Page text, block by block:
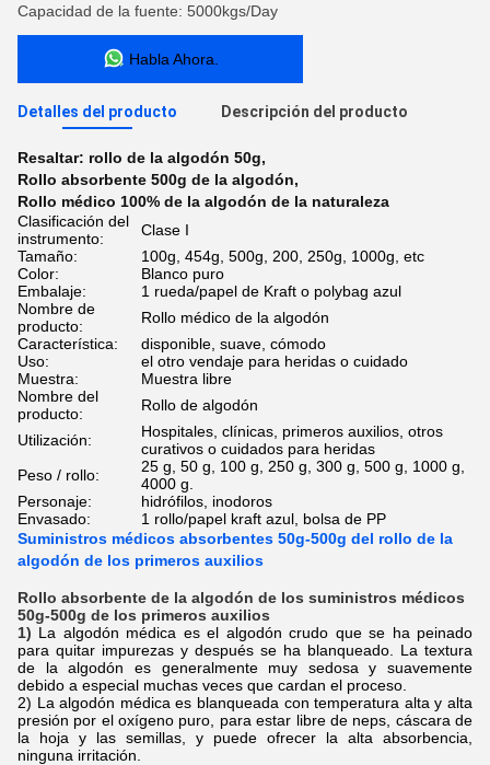
Capacidad de la fuente: 5000kgs/Day
Habla Ahora.
Detalles del producto Descripción del producto
Resaltar: rollo de la algodón 50g,
Rollo absorbente 500g de la algodón,
Rollo médico 100% de la algodón de la naturaleza
Clasificación del
instrumento:
Clase I
Tamaño:
100g, 454g, 500g, 200, 250g, 1000g, etc
Color:
Blanco puro
Embalaje:
1 rueda/papel de Kraft o polybag azul
Nombre de
producto:
Rollo médico de la algodón
Característica:
disponible, suave, cómodo
Uso:
el otro vendaje para heridas o cuidado
Muestra:
Muestra libre
Nombre del
producto:
Rollo de algodón
Utilización:
Hospitales, clínicas, primeros auxilios, otros
curativos o cuidados para heridas
Peso / rollo:
25 g, 50 g, 100 g, 250 g, 300 g, 500 g, 1000 g,
4000 g.
Personaje:
hidrófilos, inodoros
Envasado:
1 rollo/papel kraft azul, bolsa de PP
Suministros médicos absorbentes 50g-500g del rollo de la
algodón de los primeros auxilios
Rollo absorbente de la algodón de los suministros médicos
50g-500g de los primeros auxilios
1) La algodón médica es el algodón crudo que se ha peinado
para quitar impurezas y después se ha blanqueado. La textura
de la algodón es generalmente muy sedosa y suavemente
debido a especial muchas veces que cardan el proceso.
2) La algodón médica es blanqueada con temperatura alta y alta
presión por el oxígeno puro, para estar libre de neps, cáscara de
la hoja y las semillas, y puede ofrecer la alta absorbencia,
ninguna irritación.